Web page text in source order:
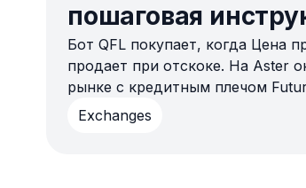
пошаговая
Бот QFL покупает, когда Цена
продает при отскоке. На Aster
рынке с кредитным плечом
этом руководстве
Exchanges